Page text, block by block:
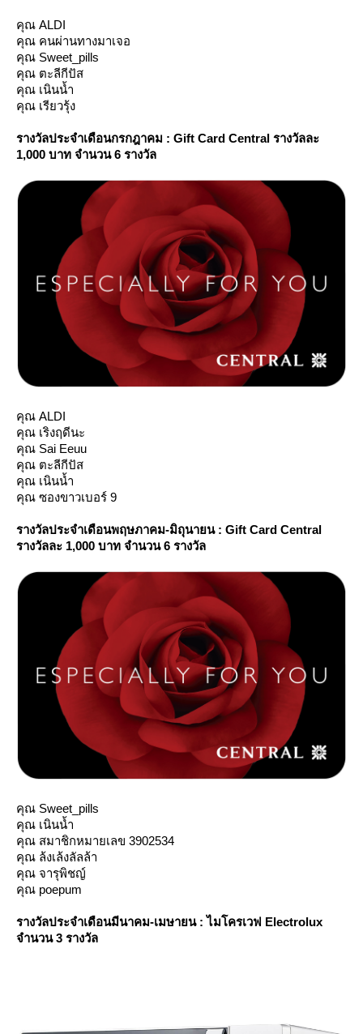
คุณ ALDI
คุณ คนผ่านทางมาเจอ
คุณ Sweet_pills
คุณ ตะลีกีปัส
คุณ เนินน้ำ
คุณ เรียวรุ้ง
รางวัลประจำเดือนกรกฎาคม : Gift Card Central รางวัลละ
1,000 บาท จำนวน 6 รางวัล
คุณ ALDI
คุณ เริงฤดีนะ
คุณ Sai Eeuu
คุณ ตะลีกีปัส
คุณ เนินน้ำ
คุณ ซองขาวเบอร์ 9
รางวัลประจำเดือนพฤษภาคม-มิถุนายน : Gift Card Central
รางวัลละ 1,000 บาท จำนวน 6 รางวัล
คุณ Sweet_pills
คุณ เนินน้ำ
คุณ สมาชิกหมายเลข 3902534
คุณ ล้งเล้งลัลล้า
คุณ จารุพิชญ์
คุณ poepum
รางวัลประจำเดือนมีนาคม-เมษายน : ไมโครเวฟ Electrolux
จำนวน 3 รางวัล